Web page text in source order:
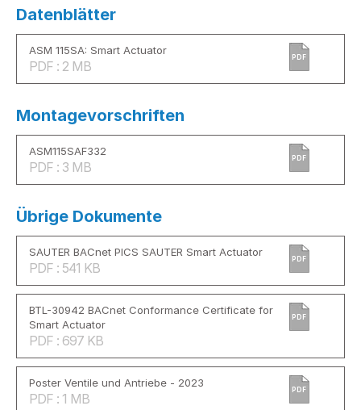
Datenblätter
ASM 115SA: Smart Actuator
PDF : 2 MB
PDF
Montagevorschriften
ASM115SAF332
PDF : 3 MB
PDF
Übrige Dokumente
SAUTER BACnet PICS SAUTER Smart Actuator
PDF : 541 KB
PDF
BTL-30942 BACnet Conformance Certificate for
Smart Actuator
PDF : 697 KB
PDF
Poster Ventile und Antriebe - 2023
PDF : 1 MB
PDF